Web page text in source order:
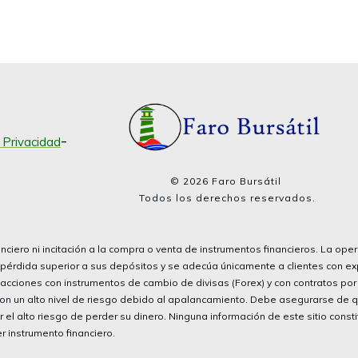
-
© 2026 Faro Bursátil
Todos los derechos reservados.
ni incitación a la compra o venta de instrumentos financieros. La
superior a sus depósitos y se adecúa únicamente a clientes con
con instrumentos de cambio de divisas (Forex) y con contratos
un alto nivel de riesgo debido al apalancamiento. Debe asegurarse de
alto riesgo de perder su dinero. Ninguna información de este sitio
instrumento financiero.